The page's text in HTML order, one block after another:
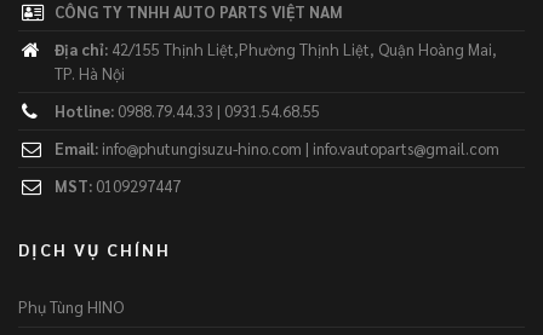
CÔNG TY TNHH AUTO PARTS VIỆT NAM
Địa chỉ: 42/155 Thịnh Liệt,Phường Thịnh Liệt, Quận Hoàng Mai,
TP. Hà Nội
Hotline: 0988.79.44.33 | 0931.54.68.55
Email: info@phutungisuzu-hino.com | info.vautoparts@gmail.com
MST: 0109297447
DỊCH VỤ CHÍNH
Phụ Tùng HINO